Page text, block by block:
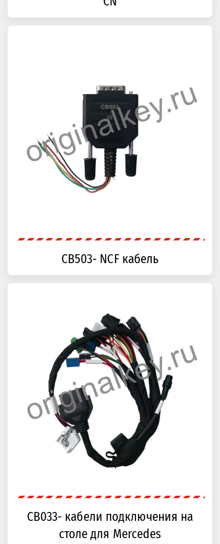
CB503- NCF кабель
CB033- кабели подключения на
столе для Mercedes